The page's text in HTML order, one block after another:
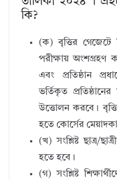
কি?
(ক) বৃত্তির গেজেটে
পরীক্ষায় অংশগ্রহণ
এবং প্রতিষ্ঠান
ভর্তিকৃত
উত্তোলন করবে।
হতে কোর্সের
(খ) সংশ্লিষ্ট ছাত্র/
হতে হবে।
(গ) সংশ্লিষ্ট